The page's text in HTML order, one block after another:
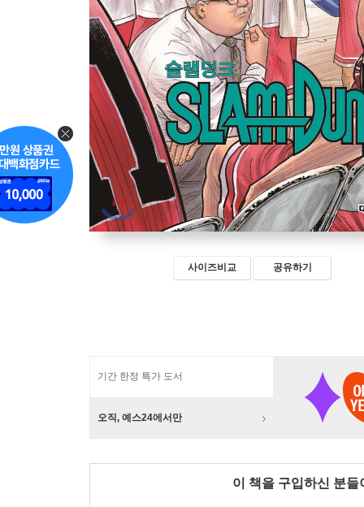
사이즈비교 공유하기
기간 한정 특가 도서
오직, 예스24에서만
이 책을 구입하신 분